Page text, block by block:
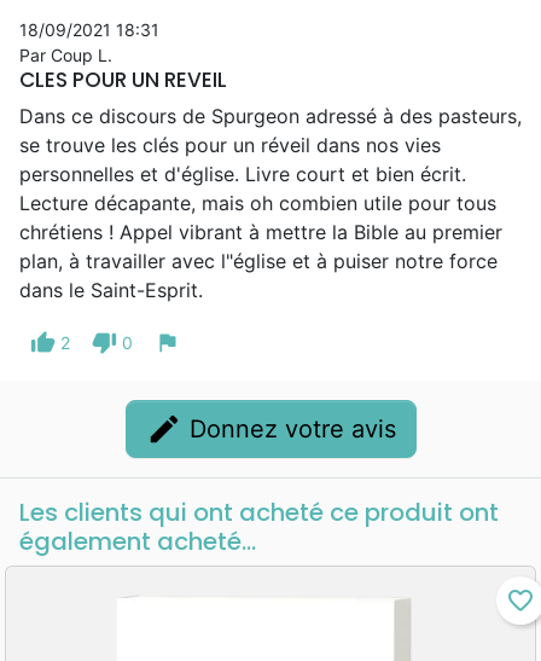
Spurgeon prêchait fréquemment devant des
l'époque où l'amplification électronique
n'existait pas encore. En 1861, la
congrégation s'installe définitivement dans
le nouveau Metropolitan Tabernacle. Ses
sermons sont publiés chaque semaine. Au
moment de sa mort, plus de 3600 d'entre eux
sont en circulation, en sus de 49 volumes de
commentaires, proverbes, et anecdotes.
18/09/2021 18:31
Par Coup L.
CLES POUR UN REVEIL
Dans ce discours de Spurgeon adressé à des pasteurs,
se trouve les clés pour un réveil dans nos vies
personnelles et d'église. Livre court et bien écrit.
Lecture décapante, mais oh combien utile pour tous
chrétiens ! Appel vibrant à mettre la Bible au premier
plan, à travailler avec l"église et à puiser notre force
dans le Saint-Esprit.
thumb_up 2 thumb_down 0 flag
edit Donnez votre avis
Les clients qui ont acheté ce produit ont
également acheté...
favorite_border